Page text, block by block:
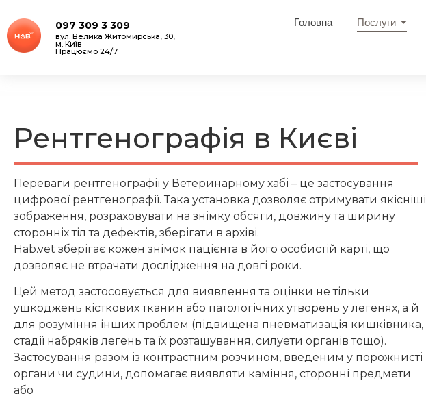
097 309 3 309
вул. Велика Житомирська, 30,
м. Київ
Працюємо 24/7
Головна Послуги
Рентгенографія в Києві
Переваги рентгенографії у Ветеринарному хабі – це застосування
цифрової рентгенографії. Така установка дозволяє отримувати якісніші
зображення, розраховувати на знімку обсяги, довжину та ширину
сторонніх тіл та дефектів, зберігати в архіві.
Hab.vet зберігає кожен знімок пацієнта в його особистій карті, що
дозволяє не втрачати дослідження на довгі роки.
Цей метод застосовується для виявлення та оцінки не тільки
ушкоджень кісткових тканин або патологічних утворень у легенях, а й
для розуміння інших проблем (підвищена пневматизація кишківника,
стадії набряків легень та їх розташування, силуети органів тощо).
Застосування разом із контрастним розчином, введеним у порожнисті
органи чи судини, допомагає виявляти каміння, сторонні предмети
або